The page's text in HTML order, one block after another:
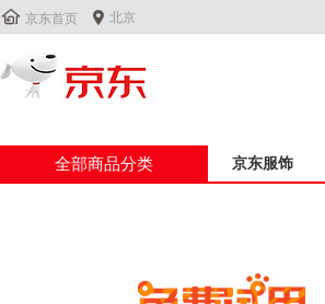
 京东首页  北京
全部商品分类 京东服饰